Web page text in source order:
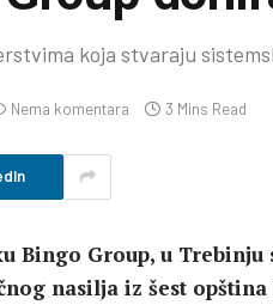
koja stvaraju
Nema komentara 3 Mins Read
Bingo Group, u
nasilja iz šest